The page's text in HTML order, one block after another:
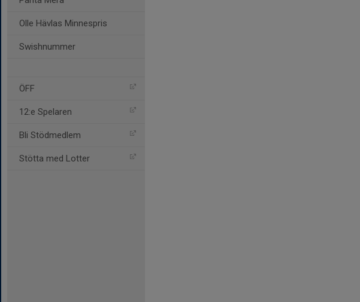
Olle Hävlas Minnespris
Swishnummer
ÖFF
12:e Spelaren
Bli Stödmedlem
Stötta med Lotter